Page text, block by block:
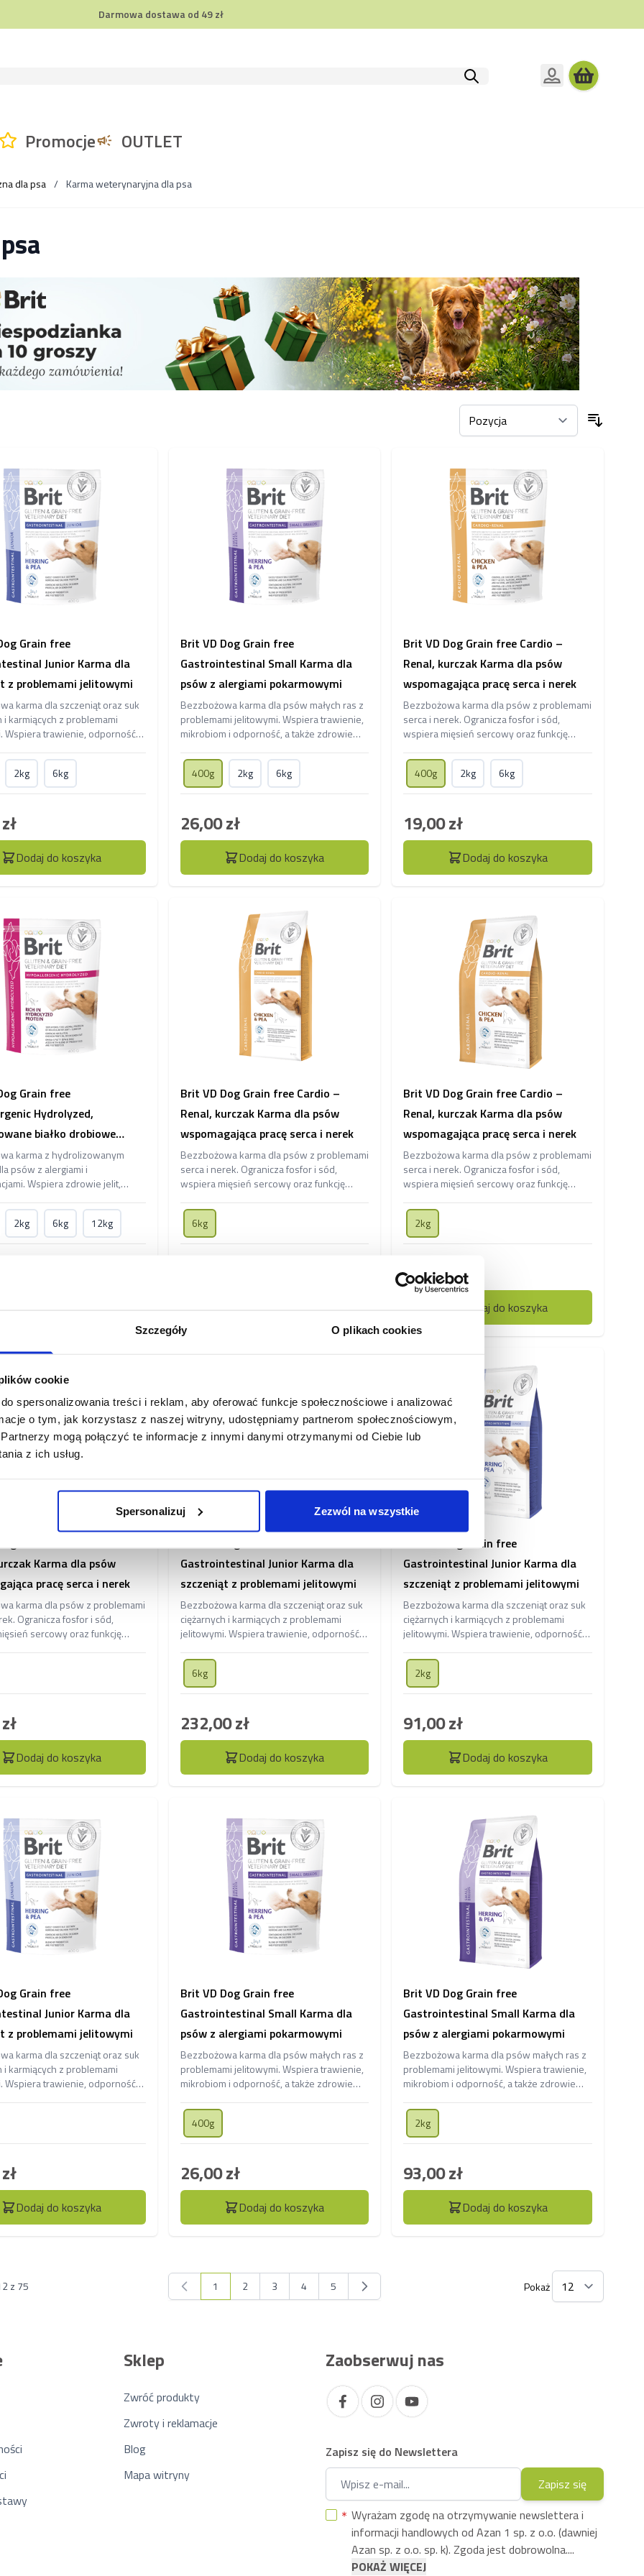
Szczegóły O plikach cookies
cookie
spersonalizowania treści i reklam, aby oferować funkcje społecznościowe i analizować
o tym, jak korzystasz z naszej witryny, udostępniamy partnerom społecznościowym,
mogą połączyć te informacje z innymi danymi otrzymanymi od Ciebie lub
z ich usług.
Spersonalizuj Zezwól na wszystkie
Darmowa dostawa od 49 zł
Promocje OUTLET
dla psa / Karma weterynaryjna dla psa
Grain free
Junior Karma dla
z problemami jelitowymi
karma dla szczeniąt oraz suk
i karmiących z problemami
Wspiera trawienie, odporność i
rozwoju.
2kg 6kg
Dodaj do koszyka
Brit VD Dog Grain free
Gastrointestinal Small Karma dla
psów z alergiami pokarmowymi
Bezzbożowa karma dla psów małych ras z
problemami jelitowymi. Wspiera trawienie,
mikrobiom i odporność, a także zdrowie
energii.
400g 2kg 6kg
26,00 zł
Dodaj do koszyka
Brit VD Dog Grain free Cardio –
Renal, kurczak Karma dla psów
wspomagająca pracę serca i nerek
Bezzbożowa karma dla psów z problemami
serca i nerek. Ogranicza fosfor i sód,
wspiera mięsień sercowy oraz funkcję
działa przeciwzapalnie i ochronnie.
400g 2kg 6kg
19,00 zł
Dodaj do koszyka
Grain free
Hydrolyzed,
białko drobiowe
psów z alergiami
karma z hydrolizowanym
psów z alergiami i
Wspiera zdrowie jelit,
ryzyko reakcji alergicznych.
2kg 6kg 12kg
Brit VD Dog Grain free Cardio –
Renal, kurczak Karma dla psów
wspomagająca pracę serca i nerek
Bezzbożowa karma dla psów z problemami
serca i nerek. Ogranicza fosfor i sód,
wspiera mięsień sercowy oraz funkcję
działa przeciwzapalnie i ochronnie.
6kg
Brit VD Dog Grain free Cardio –
Renal, kurczak Karma dla psów
wspomagająca pracę serca i nerek
Bezzbożowa karma dla psów z problemami
serca i nerek. Ogranicza fosfor i sód,
wspiera mięsień sercowy oraz funkcję
działa przeciwzapalnie i ochronnie.
2kg
85,00 zł
Dodaj do koszyka
Karma dla psów
pracę serca i nerek
karma dla psów z problemami
Ogranicza fosfor i sód,
sercowy oraz funkcję
i ochronnie.
Dodaj do koszyka
Gastrointestinal Junior Karma dla
szczeniąt z problemami jelitowymi
Bezzbożowa karma dla szczeniąt oraz suk
ciężarnych i karmiących z problemami
jelitowymi. Wspiera trawienie, odporność i
do zdrowego rozwoju.
6kg
232,00 zł
Dodaj do koszyka
Brit VD Dog Grain free
Gastrointestinal Junior Karma dla
szczeniąt z problemami jelitowymi
Bezzbożowa karma dla szczeniąt oraz suk
ciężarnych i karmiących z problemami
jelitowymi. Wspiera trawienie, odporność i
do zdrowego rozwoju.
2kg
91,00 zł
Dodaj do koszyka
Grain free
Junior Karma dla
z problemami jelitowymi
karma dla szczeniąt oraz suk
i karmiących z problemami
Wspiera trawienie, odporność i
rozwoju.
Dodaj do koszyka
Brit VD Dog Grain free
Gastrointestinal Small Karma dla
psów z alergiami pokarmowymi
Bezzbożowa karma dla psów małych ras z
problemami jelitowymi. Wspiera trawienie,
mikrobiom i odporność, a także zdrowie
energii.
400g
26,00 zł
Dodaj do koszyka
Brit VD Dog Grain free
Gastrointestinal Small Karma dla
psów z alergiami pokarmowymi
Bezzbożowa karma dla psów małych ras z
problemami jelitowymi. Wspiera trawienie,
mikrobiom i odporność, a także zdrowie
energii.
2kg
93,00 zł
Dodaj do koszyka
z 75 Aktualnie czytasz stronę
1 Strona
2 Strona
3 Strona
4 Strona
5 Pokaż
Sklep
Zwróć produkty
Zwroty i reklamacje
Blog
Mapa witryny
Zaobserwuj nas
Zapisz się do Newslettera
Adres e-mail
Zapisz się
Wyrażam zgodę na otrzymywanie newslettera i
informacji handlowych od Azan 1 sp. z o.o. (dawniej
Azan sp. z o.o. sp. k). Zgoda jest dobrowolna....
POKAŻ WIĘCEJ